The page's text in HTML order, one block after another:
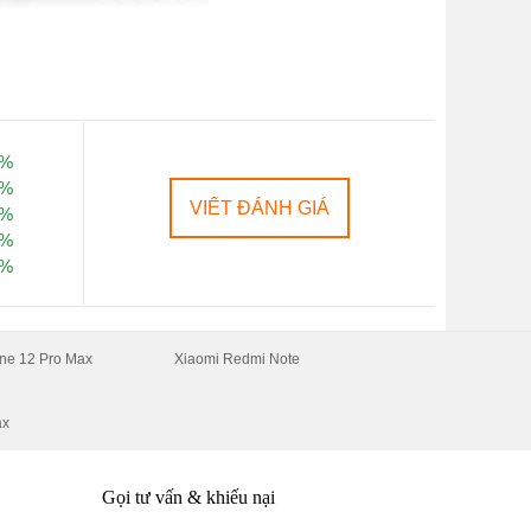
mà khá tự nhiên.
năm 2022:
VIẾT ĐÁNH GIÁ
12 Pro Max
Xiaomi Redmi Note
Gọi tư vấn & khiếu nại